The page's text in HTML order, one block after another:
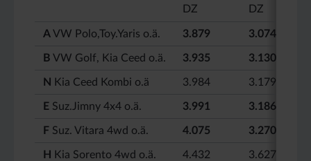
DZ DZ
A VW Polo,Toy.Yaris o.ä. 3.879 3.074
B VW Golf, Kia Ceed o.ä. 3.935 3.130
N Kia Ceed Kombi o.ä 3.984 3.179
E Suz.Jimny 4x4 o.ä. 3.991 3.186
F Suz. Vitara 4wd o.ä. 4.075 3.270
H Kia Sorento 4wd o.ä. 4.432 3.627